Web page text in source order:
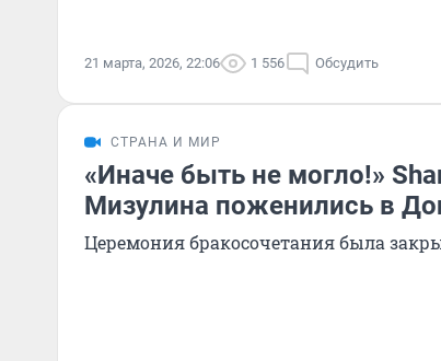
21 марта, 2026, 22:06 1 556 Обсудить
СТРАНА И МИР
«Иначе быть не могло!»
Мизулина поженились в
Церемония бракосочетания была